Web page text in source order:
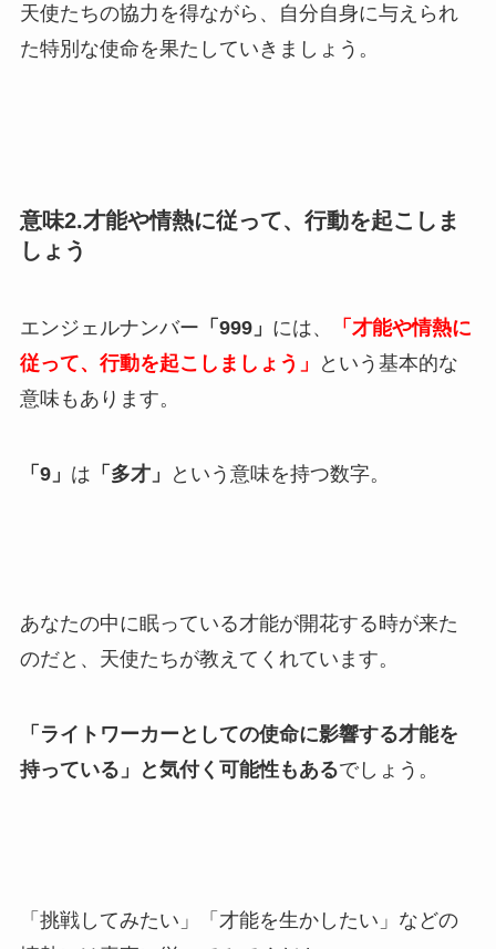
天使たちの協力を得ながら、自分自身に与えられ
た特別な使命を果たしていきましょう。
意味2.才能や情熱に従って、行動を起こしま
しょう
エンジェルナンバー 「999」 には、
「才能や情熱に
従って、行動を起こしましょう」
という基本的な
意味もあります。
「9」 は 「多才」 という意味を持つ数字。
あなたの中に眠っている才能が開花する時が来た
のだと、天使たちが教えてくれています。
「ライトワーカーとしての使命に影響する才能を
持っている」と気付く可能性もあるでしょう。
「挑戦してみたい」「才能を生かしたい」などの